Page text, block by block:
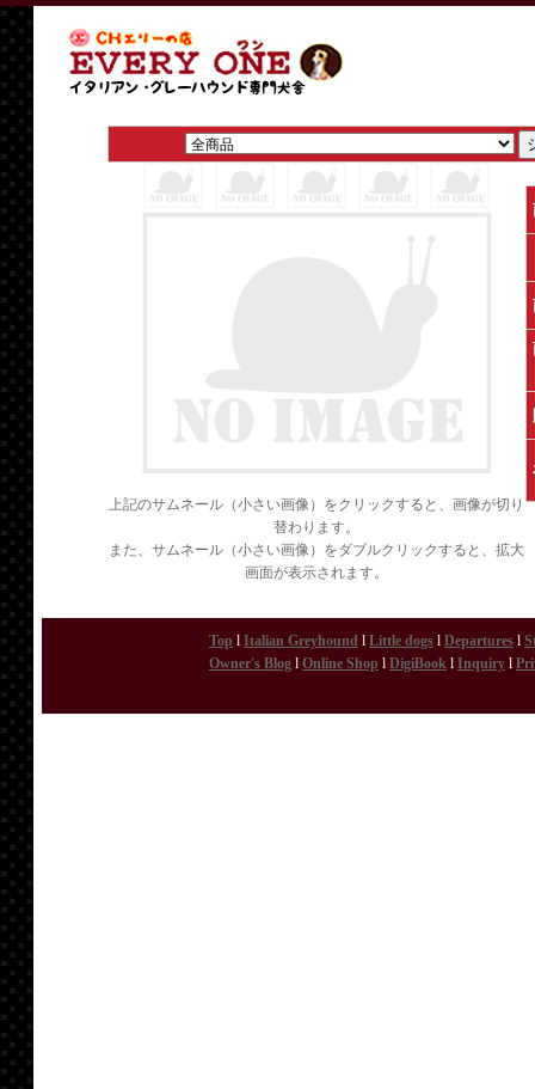
上記のサムネール（小さい画像）をクリックすると、画像が切り
替わります。
また、サムネール（小さい画像）をダブルクリックすると、拡大
画面が表示されます。
Top l Italian Greyhound l Little dogs l Departures l
Owner's Blog l Online Shop l DigiBook l Inquiry l